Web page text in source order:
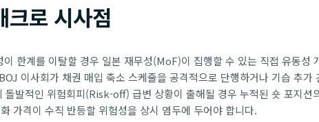
크로 시사점
한계를 이탈할 경우 일본 재무성(MoF)이 집행할 수 있는 직접 유동성
이사회가 채권 매입 축소 스케줄을 공격적으로 단행하거나 기습 추가
돌발적인 위험회피(Risk-off) 급변 상황이 출해될 경우 누적된 숏 포지션
가격이 수직 반등할 위험성을 상시 염두에 두어야 합니다.